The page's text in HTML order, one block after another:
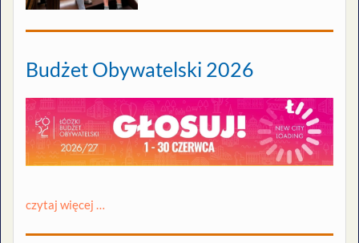
Budżet Obywatelski 2026
czytaj więcej …